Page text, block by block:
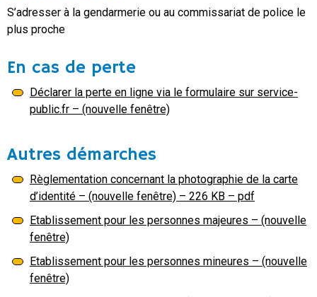
S’adresser à la gendarmerie ou au commissariat de police le
plus proche
En cas de perte
Déclarer la perte en ligne via le formulaire sur service-
public.fr – (nouvelle fenêtre)
Autres démarches
Règlementation concernant la photographie de la carte
d’identité – (nouvelle fenêtre) – 226 KB – pdf
Etablissement pour les personnes majeures – (nouvelle
fenêtre)
Etablissement pour les personnes mineures – (nouvelle
fenêtre)